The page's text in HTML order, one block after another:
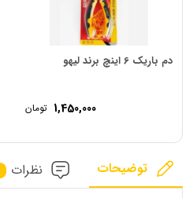
دم باریک 6 اینچ برند لیهو
1,450,000 تومان
توضیحات نظرات